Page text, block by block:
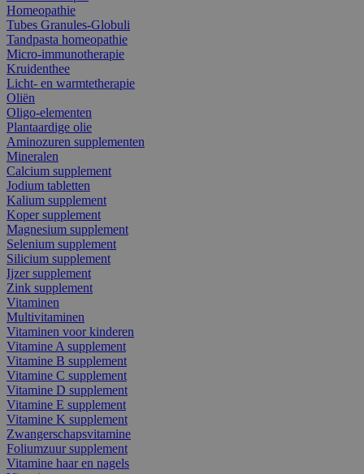
Homeopathie
Tubes Granules-Globuli
Tandpasta homeopathie
Micro-immunotherapie
Kruidenthee
Licht- en warmtetherapie
Oliën
Oligo-elementen
Plantaardige olie
Aminozuren supplementen
Mineralen
Calcium supplement
Jodium tabletten
Kalium supplement
Koper supplement
Magnesium supplement
Selenium supplement
Silicium supplement
Ijzer supplement
Zink supplement
Vitaminen
Multivitaminen
Vitaminen voor kinderen
Vitamine A supplement
Vitamine B supplement
Vitamine C supplement
Vitamine D supplement
Vitamine E supplement
Vitamine K supplement
Zwangerschapsvitamine
Foliumzuur supplement
Vitamine haar en nagels